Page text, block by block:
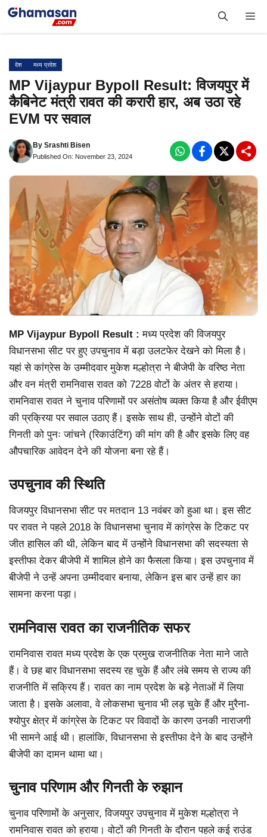
Skip
देश मध्य प्रदेश
MP Vijaypur Bypoll Result: विजयपुर में
कैबिनेट मंत्री रावत की करारी हार, अब उठा रहे
EVM पर सवाल
By Srashti Bisen
Published On: November 23, 2024
MP Vijaypur Bypoll Result :मध्य प्रदेश की विजयपुर
विधानसभा सीट पर हुए उपचुनाव में बड़ा उलटफेर देखने को मिला है।
यहां से कांग्रेस के उम्मीदवार मुकेश मल्होत्रा ने बीजेपी के वरिष्ठ नेता
और वन मंत्री रामनिवास रावत को 7228 वोटों के अंतर से हराया।
रामनिवास रावत ने चुनाव परिणामों पर असंतोष व्यक्त किया है और ईवीएम
की प्रक्रिया पर सवाल उठाए हैं। इसके साथ ही, उन्होंने वोटों की
गिनती को पुनः जांचने (रिकाउंटिंग) की मांग की है और इसके लिए वह
औपचारिक आवेदन देने की योजना बना रहे हैं।
उपचुनाव की स्थिति
विजयपुर विधानसभा सीट पर मतदान 13 नवंबर को हुआ था। इस सीट
पर रावत ने पहले 2018 के विधानसभा चुनाव में कांग्रेस के टिकट पर
जीत हासिल की थी, लेकिन बाद में उन्होंने विधानसभा की सदस्यता से
इस्तीफा देकर बीजेपी में शामिल होने का फैसला किया। इस उपचुनाव में
बीजेपी ने उन्हें अपना उम्मीदवार बनाया, लेकिन इस बार उन्हें हार का
सामना करना पड़ा।
रामनिवास रावत का राजनीतिक सफर
रामनिवास रावत मध्य प्रदेश के एक प्रमुख राजनीतिक नेता माने जाते
हैं। वे छह बार विधानसभा सदस्य रह चुके हैं और लंबे समय से राज्य की
राजनीति में सक्रिय हैं। रावत का नाम प्रदेश के बड़े नेताओं में लिया
जाता है। इसके अलावा, वे लोकसभा चुनाव भी लड़ चुके हैं और मुरैना-
श्योपुर क्षेत्र में कांग्रेस के टिकट पर विवादों के कारण उनकी नाराजगी
भी सामने आई थी। हालांकि, विधानसभा से इस्तीफा देने के बाद उन्होंने
बीजेपी का दामन थामा था।
चुनाव परिणाम और गिनती के रुझान
चुनाव परिणामों के अनुसार, विजयपुर उपचुनाव में मुकेश मल्होत्रा ने
रामनिवास रावत को हराया। वोटों की गिनती के दौरान पहले कई राउंड